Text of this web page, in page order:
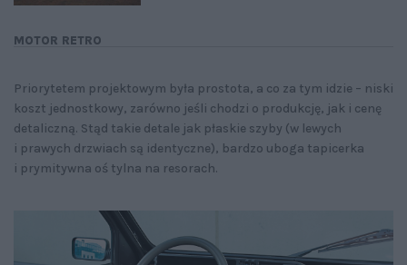
MOTOR RETRO
Priorytetem projektowym była prostota, a co za tym idzie – niski
koszt jednostkowy, zarówno jeśli chodzi o produkcję, jak i cenę
detaliczną. Stąd takie detale jak płaskie szyby (w lewych
i prawych drzwiach są identyczne), bardzo uboga tapicerka
i prymitywna oś tylna na resorach.